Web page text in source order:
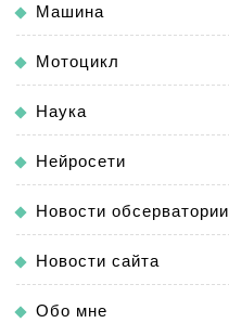
Машина
Мотоцикл
Наука
Нейросети
Новости обсерватории
Новости сайта
Обо мне